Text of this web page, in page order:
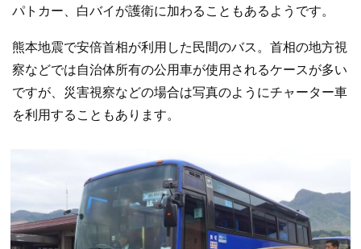
パトカー、白バイが護衛に加わることもあるようです。
熊本地震で安倍首相が利用した民間のバス。首相の地方視
察などでは自治体所有の公用車が使用されるケースが多い
ですが、災害視察などの場合は写真のようにチャーター車
を利用することもあります。